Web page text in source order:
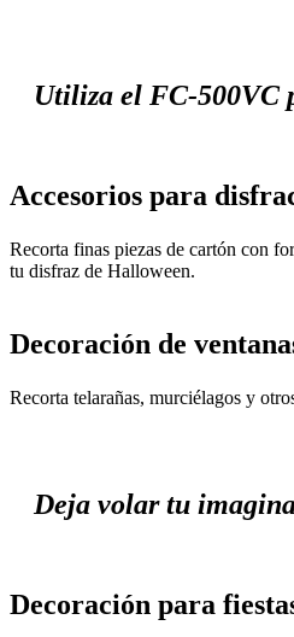
Utiliza el FC-500VC
Accesorios para
Recorta finas piezas de cartón con
tu disfraz de Halloween.
Decoración de
Recorta telarañas, murciélagos y
Deja volar tu
Decoración para